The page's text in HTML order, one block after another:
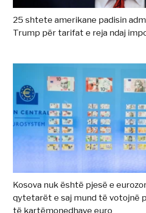
25 shtete amerikane padisin
Trump për tarifat e reja ndaj
Kosova nuk është pjesë e
qytetarët e saj mund të votojnë
të kartëmonedhave euro